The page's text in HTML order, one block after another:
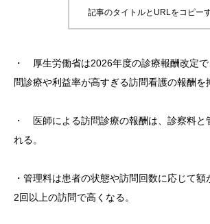
記事のタイトルとURLをコピー
・ 厚生労働省は2026年度の診療報酬改定
問診療や利益率が高すぎる訪問看護の報酬を
・ 医師による訪問診療の報酬は、診察料と
れる。
・管理料は患者の状態や訪問回数に応じて額
2回以上の訪問で高くなる。